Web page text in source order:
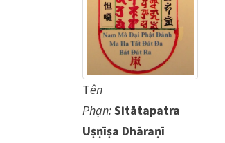
Tên
Phạn:Sitātapatra
Uṣṇīṣa Dhāraṇī